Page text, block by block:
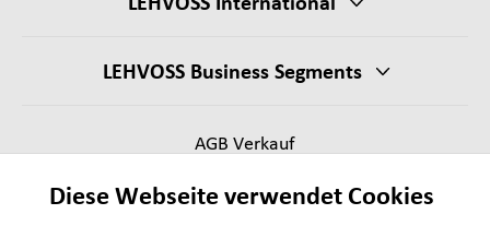
LEHVOSS Business Segments
AGB Verkauf
Impressum
Diese Webseite verwendet Cookies